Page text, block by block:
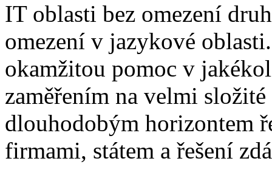
IT oblasti bez omezení
omezení v jazykové
okamžitou pomoc v
zaměřením na velmi
dlouhodobým horizontem
firmami, státem a řešení